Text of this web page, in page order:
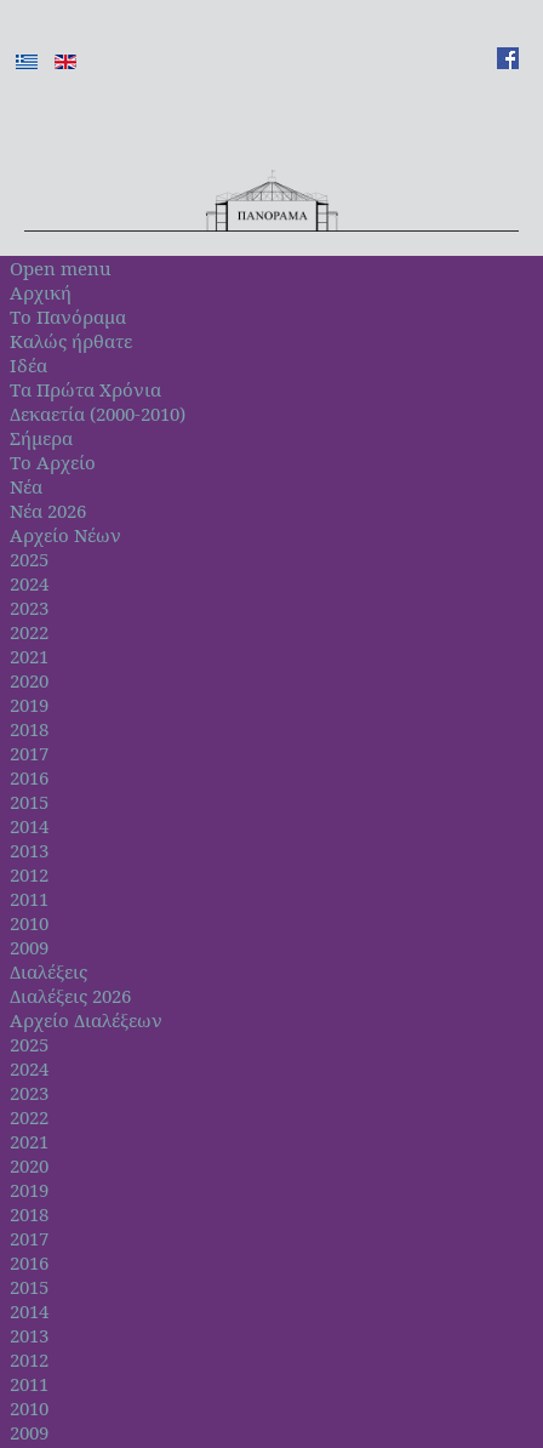
Open menu
Αρχική
Το Πανόραμα
Καλώς ήρθατε
Ιδέα
Τα Πρώτα Χρόνια
Δεκαετία (2000-2010)
Σήμερα
Το Αρχείο
Νέα
Νέα 2026
Αρχείο Νέων
2025
2024
2023
2022
2021
2020
2019
2018
2017
2016
2015
2014
2013
2012
2011
2010
2009
Διαλέξεις
Διαλέξεις 2026
Αρχείο Διαλέξεων
2025
2024
2023
2022
2021
2020
2019
2018
2017
2016
2015
2014
2013
2012
2011
2010
2009